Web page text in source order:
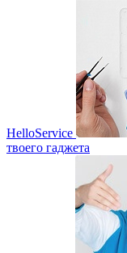
HelloService
твоего гаджета